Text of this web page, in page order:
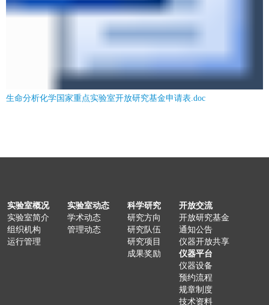
生命分析化学国家重点实验室开放研究基金申请表.doc
实验室概况
实验室简介
组织机构
运行管理
实验室动态
学术动态
管理动态
科学研究
研究方向
研究队伍
研究项目
成果奖励
开放交流
开放研究基金
通知公告
仪器开放共享
仪器平台
仪器设备
预约流程
规章制度
技术资料